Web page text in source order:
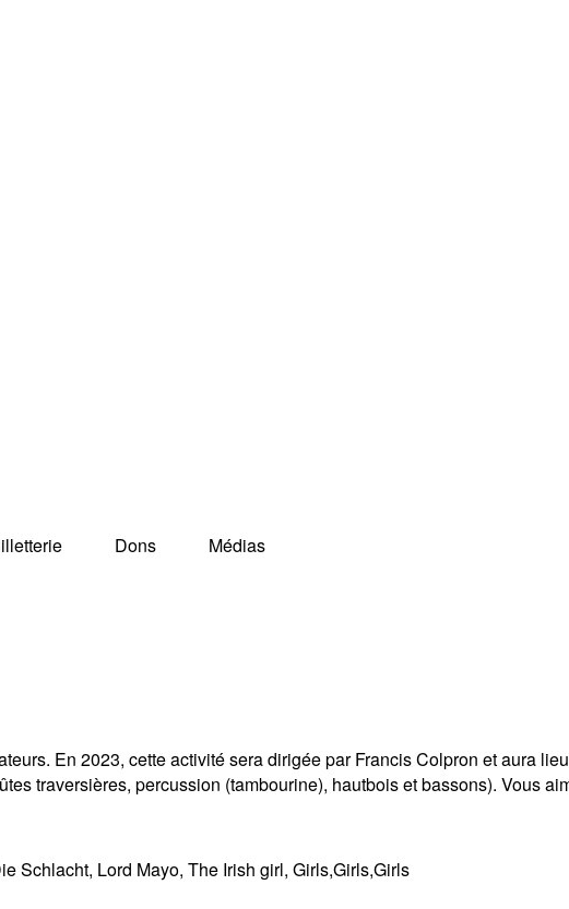
Dons Médias
En 2023, cette activité sera dirigée par Francis Colpron et aura
traversières, percussion (tambourine), hautbois et bassons). Vous
Schlacht, Lord Mayo, The Irish girl, Girls,Girls,Girls